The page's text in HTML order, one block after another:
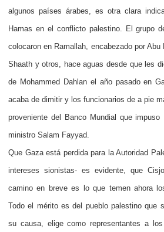
algunos países árabes, es otra clara
Hamas en el conflicto palestino. El grupo
colocaron en Ramallah, encabezado por Abu
Shaath y otros, hace aguas desde que les
de Mohammed Dahlan el año pasado en
acaba de dimitir y los funcionarios de a pie
proveniente del Banco Mundial que
ministro Salam Fayyad.
Que Gaza está perdida para la Autoridad
intereses sionistas- es evidente, que
camino en breve es lo que temen ahora
Todo el mérito es del pueblo palestino que
su causa, elige como representantes a